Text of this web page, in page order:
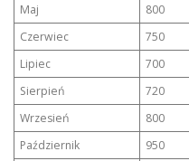
Maj
800
Czerwiec
750
Lipiec
700
Sierpień
720
Wrzesień
800
Październik
950